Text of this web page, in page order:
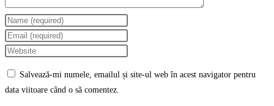
Enter
your
name
Enter
your
Enter
Salvează-mi numele, emailul și site-ul web în acest navigator pentru
data viitoare când o să comentez.